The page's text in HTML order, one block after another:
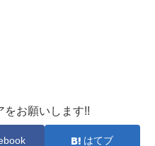
をお願いします!!
はてブ